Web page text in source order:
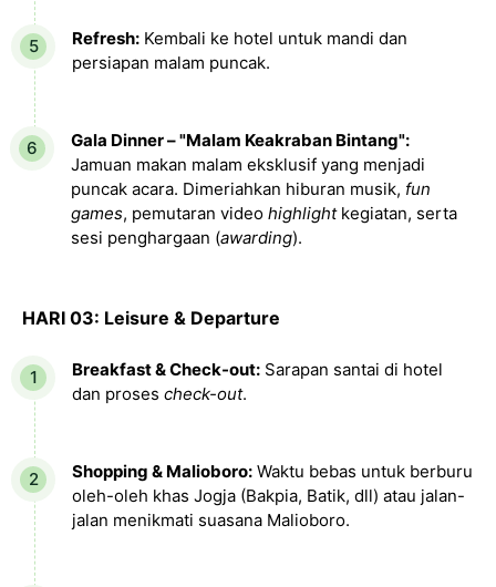
Refresh: Kembali ke hotel untuk mandi dan
persiapan malam puncak.
Gala Dinner – "Malam Keakraban Bintang":
Jamuan makan malam eksklusif yang menjadi
puncak acara. Dimeriahkan hiburan musik, fun
games, pemutaran video highlightkegiatan, serta
sesi penghargaan (awarding).
HARI 03: Leisure & Departure
Breakfast & Check-out: Sarapan santai di hotel
dan proses check-out.
Shopping & Malioboro: Waktu bebas untuk berburu
oleh-oleh khas Jogja (Bakpia, Batik, dll) atau jalan-
jalan menikmati suasana Malioboro.